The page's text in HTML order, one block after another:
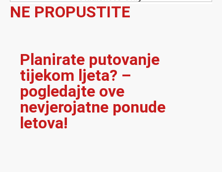
NE PROPUSTITE
Planirate putovanje
tijekom ljeta? –
pogledajte ove
nevjerojatne ponude
letova!